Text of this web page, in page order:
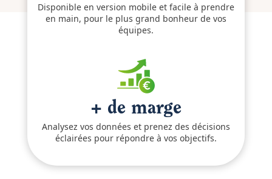
Disponible en version mobile et facile à prendre
en main, pour le plus grand bonheur de vos
équipes.
+ de marge
Analysez vos données et prenez des décisions
éclairées pour répondre à vos objectifs.